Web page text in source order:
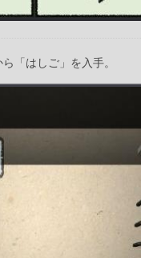
「はしご」を入手。